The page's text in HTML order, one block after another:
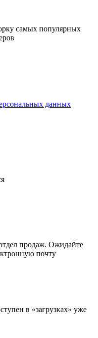
самых популярных
данных
продаж. Ожидайте
почту
в «загрузках» уже